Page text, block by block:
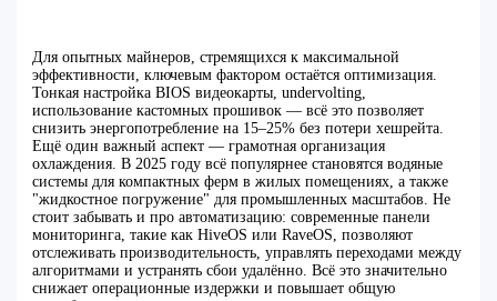
Для опытных майнеров, стремящихся к максимальной
эффективности, ключевым фактором остаётся оптимизация.
Тонкая настройка BIOS видеокарты, undervolting,
использование кастомных прошивок — всё это позволяет
снизить энергопотребление на 15–25% без потери хешрейта.
Ещё один важный аспект — грамотная организация
охлаждения. В 2025 году всё популярнее становятся водяные
системы для компактных ферм в жилых помещениях, а также
"жидкостное погружение" для промышленных масштабов. Не
стоит забывать и про автоматизацию: современные панели
мониторинга, такие как HiveOS или RaveOS, позволяют
отслеживать производительность, управлять переходами между
алгоритмами и устранять сбои удалённо. Всё это значительно
снижает операционные издержки и повышает общую